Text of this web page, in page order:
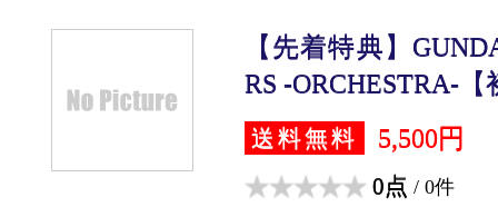
【先着特典】
RS -ORCHESTRA-【
送料無料 5,500円
0点 / 0件